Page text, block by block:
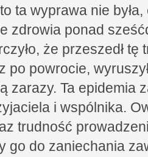
ta wyprawa nie
zdrowia ponad
że przeszedł tę
po powrocie,
zarazy. Ta epidemia
i wspólnika.
trudność
go do zaniechania